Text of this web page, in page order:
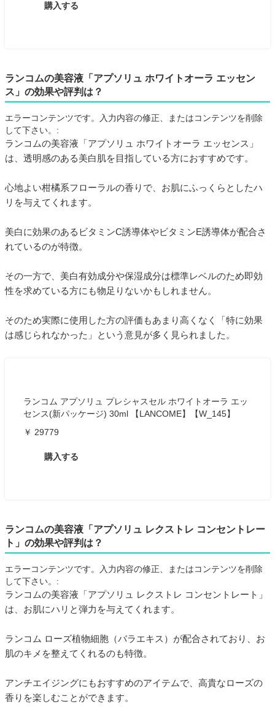
購入する
ランコムの美容液「アプソリュ ホワイトオーラ エッセン
ス」の効果や評判は？
エラーコンテンツです。入力内容の修正、またはコンテンツを削除
して下さい。:
ランコムの美容液「アプソリュ ホワイトオーラ エッセンス」
は、透明感のある美白肌を目指している方におすすめです。
心地よい柑橘系フローラルの香りで、お肌にふっくらとしたハ
リを与えてくれます。
美白に効果のあるビタミンC誘導体やビタミンE誘導体が配合さ
れているのが特徴。
その一方で、美白有効成分や保湿成分は標準レベルのため即効
性を求めている方にも物足りないかもしれません。
そのため実際に使用した方の評価もあまり高くなく「特に効果
は感じられなかった」という意見が多く見られました。
ランコム アプソリュ プレシャスセル ホワイトオーラ エッ
センス(新パッケージ) 30ml 【LANCOME】【W_145】
￥ 29779
購入する
ランコムの美容液「アプソリュ レクストレ コンセントレー
ト」の効果や評判は？
エラーコンテンツです。入力内容の修正、またはコンテンツを削除
して下さい。:
ランコムの美容液「アプソリュ レクストレ コンセントレート」
は、お肌にハリと弾力を与えてくれます。
ランコム ローズ植物細胞（バラエキス）が配合されており、お
肌のキメを整えてくれるのも特徴。
アンチエイジングにもおすすめのアイテムで、高貴なローズの
香りを楽しむことができます。